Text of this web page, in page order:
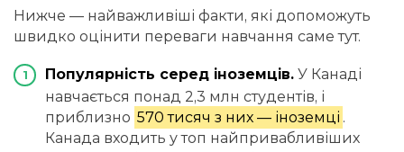
Нижче — найважливіші факти, які допоможуть
швидко оцінити переваги навчання саме тут.
Популярність серед іноземців. У Канаді
навчається понад 2,3 млн студентів, і
приблизно 570 тисяч з них — іноземці .
Канада входить у топ найпривабливіших